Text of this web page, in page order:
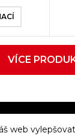
VÍCE
web